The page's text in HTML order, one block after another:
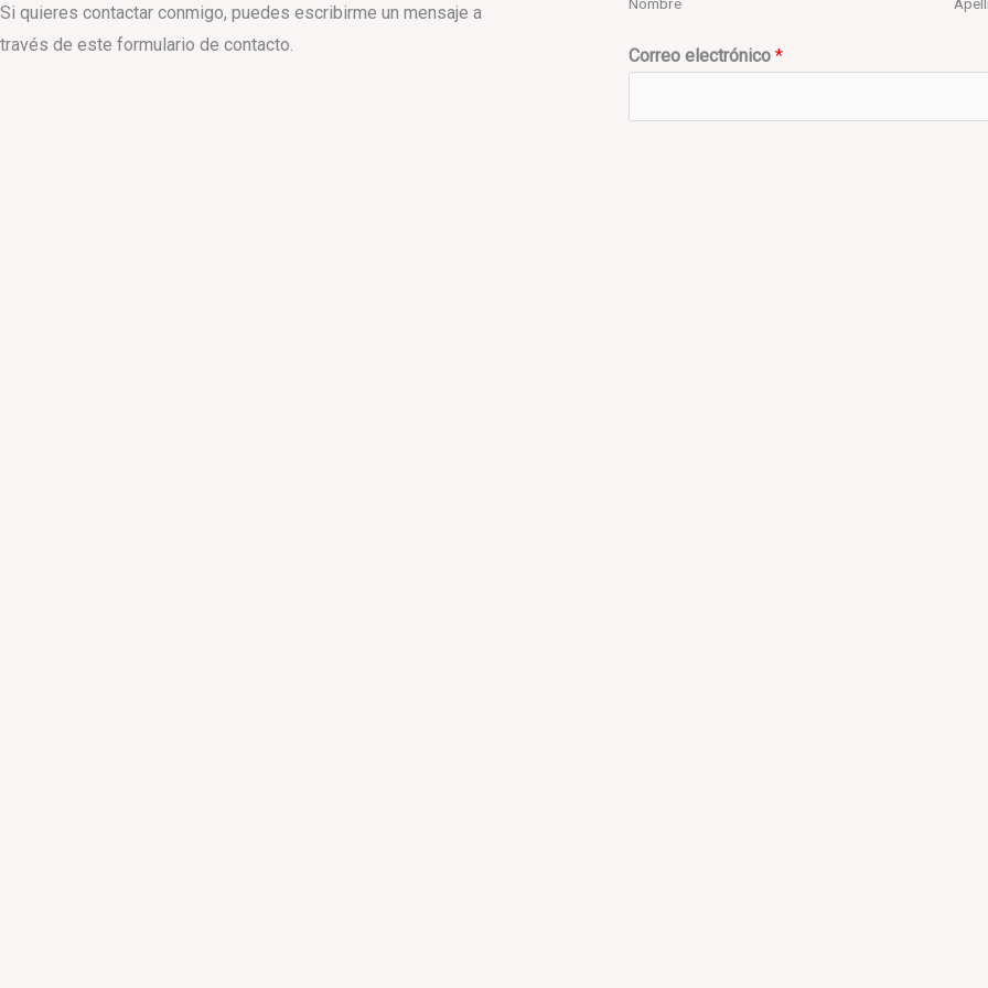
Si quieres contactar conmigo, puedes escribirme un mensaje a
través de este formulario de contacto.
Nombre
Correo electrónico *